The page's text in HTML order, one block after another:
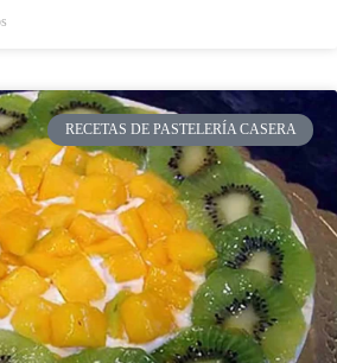
RECETAS DE PASTELERÍA CASERA